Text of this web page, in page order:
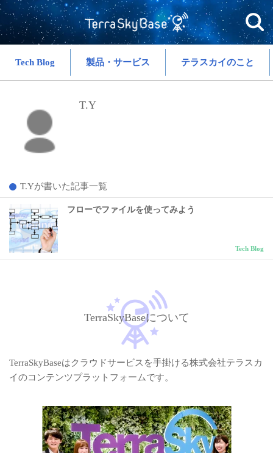
Tech Blog 製品・サービス テラスカイのこと
T.Y
T.Yが書いた記事一覧
フローでファイルを使ってみよう
Tech Blog
TerraSkyBaseについて
TerraSkyBaseはクラウドサービスを手掛ける株式会社テラスカ
イのコンテンツプラットフォームです。